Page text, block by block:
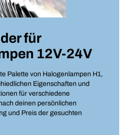
für
12V-24V
Palette von Halogenlampen H1,
Eigenschaften und
für verschiedene
deinen persönlichen
und Preis der gesuchten